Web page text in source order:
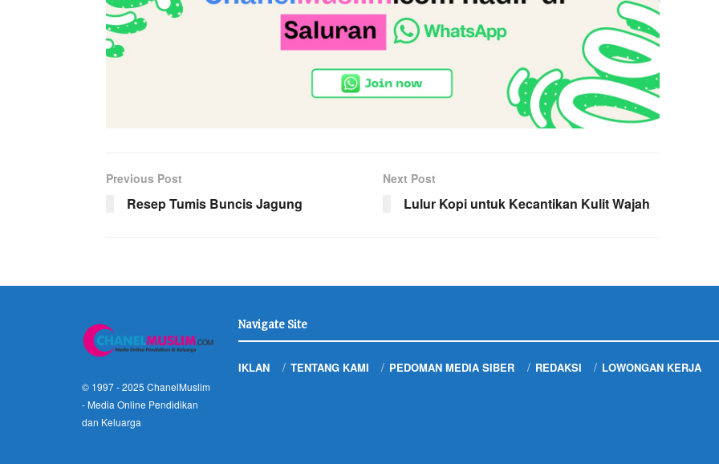
Previous Post
Resep Tumis Buncis Jagung
Next Post
Lulur Kopi untuk Kecantikan Kulit Wajah
© 1997 - 2025 ChanelMuslim
- Media Online Pendidikan
dan Keluarga
Navigate Site
IKLAN TENTANG KAMI PEDOMAN MEDIA SIBER REDAKSI LOWONGAN KERJA